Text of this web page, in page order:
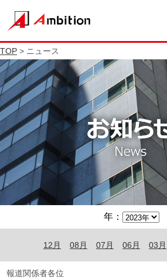
TOP > ニュース
年：
12月 08月 07月 06月 03月
報道関係者各位